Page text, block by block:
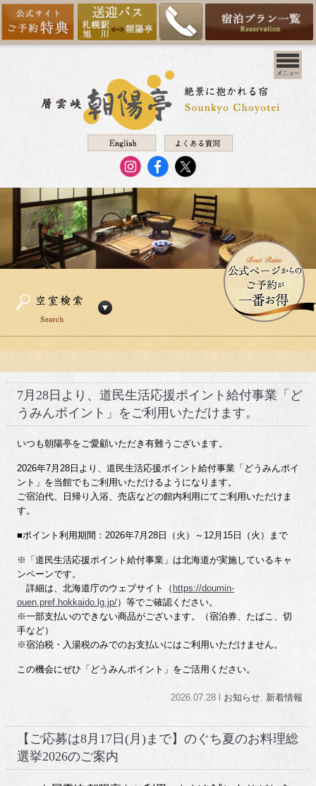
7月28日より、道民生活応援ポイント給付事業「ど
うみんポイント」をご利用いただけます。
いつも朝陽亭をご愛顧いただき有難うございます。
2026年7月28日より、道民生活応援ポイント給付事業「どうみんポイ
ント」を当館でもご利用いただけるようになります。
ご宿泊代、日帰り入浴、売店などの館内利用にてご利用いただけま
す。
■ポイント利用期間：2026年7月28日（火）～12月15日（火）まで
※「道民生活応援ポイント給付事業」は北海道が実施しているキャ
ンペーンです。
詳細は、北海道庁のウェブサイト（ https://doumin-
ouen.pref.hokkaido.lg.jp/）等でご確認ください。
※一部支払いのできない商品がございます。（宿泊券、たばこ、切
手など）
※宿泊税・入湯税のみでのお支払いにはご利用いただけません。
この機会にぜひ「どうみんポイント」をご活用ください。
2026.07.28 l お知らせ. 新着情報
【ご応募は8月17日(月)まで】のぐち夏のお料理総
選挙2026のご案内